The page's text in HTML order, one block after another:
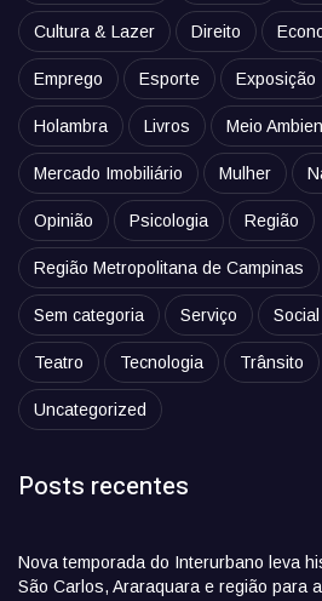
Cultura & Lazer Direito
Emprego Esporte Exposição
Holambra Livros Meio
Mercado Imobiliário Mulher
Opinião Psicologia Região
Região Metropolitana de Campinas
Sem categoria Serviço Social
Teatro Tecnologia Trânsito
Uncategorized
Posts recentes
Nova temporada do Interurbano leva
São Carlos, Araraquara e região para